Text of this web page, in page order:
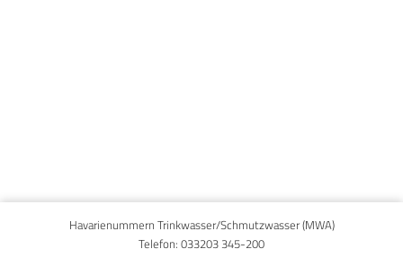
Published on15. Januar 2026
Havarienummern Trinkwasser/Schmutzwasser (MWA)
Telefon: 033203 345-200